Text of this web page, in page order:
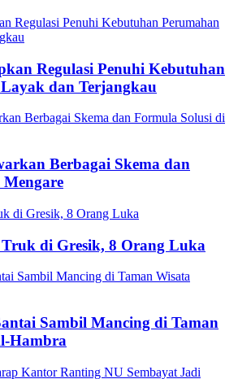
Regulasi Penuhi Kebutuhan
dan Terjangkau
Berbagai Skema dan
di Gresik, 8 Orang Luka
Sambil Mancing di Taman
Hambra